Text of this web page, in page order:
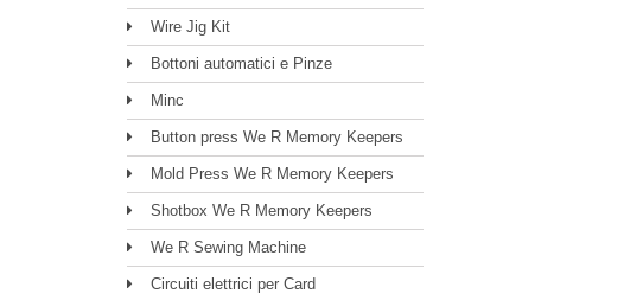
Wire Jig Kit
Bottoni automatici e Pinze
Minc
Button press We R Memory Keepers
Mold Press We R Memory Keepers
Shotbox We R Memory Keepers
We R Sewing Machine
Circuiti elettrici per Card